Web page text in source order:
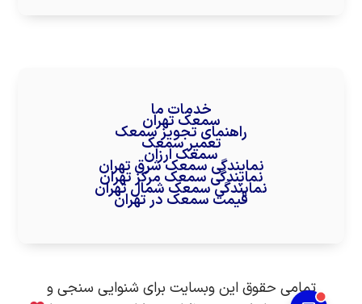
خدمات ما
سمعک تهران
راهنمای تجویز سمعک
تعمیر سمعک
سمعک ارزان
نمایندگی سمعک شرق تهران
نمایندگی سمعک مرکز تهران
نمایندگی سمعک شمال تهران
قیمت سمعک در تهران
تمامی حقوق این وبسایت برای شنوایی سنجی و